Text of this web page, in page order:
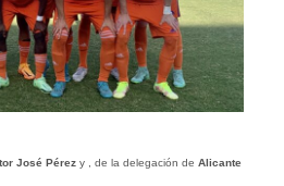
José Pérezy , de la delegación de Alicante